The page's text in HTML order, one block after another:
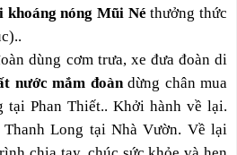
khoáng nóng Mũi Néthưởng thức
dùng cơm trưa, xe đưa đoàn di
nước mắm đoàndừng chân mua
tại Phan Thiết.. Khởi hành về lại.
Thanh Long tại Nhà Vườn. Về lại